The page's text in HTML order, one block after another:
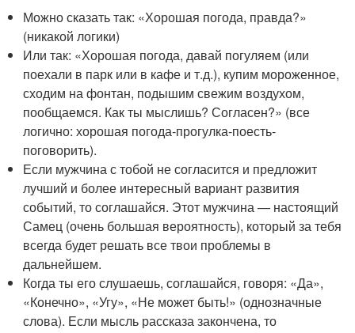
Можно сказать так: «Хорошая погода, правда?»
(никакой логики)
Или так: «Хорошая погода, давай погуляем (или
поехали в парк или в кафе и т.д.), купим мороженное,
сходим на фонтан, подышим свежим воздухом,
пообщаемся. Как ты мыслишь? Согласен?» (все
логично: хорошая погода-прогулка-поесть-
поговорить).
Если мужчина с тобой не согласится и предложит
лучший и более интересный вариант развития
событий, то соглашайся. Этот мужчина — настоящий
Самец (очень большая вероятность), который за тебя
всегда будет решать все твои проблемы в
дальнейшем.
Когда ты его слушаешь, соглашайся, говоря: «Да»,
«Конечно», «Угу», «Не может быть!» (однозначные
слова). Если мысль рассказа закончена, то